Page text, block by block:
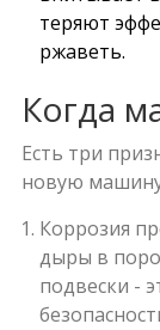
теряют
ржаветь.
Когда
Есть три
новую
Коррозия
дыры в
подвески -